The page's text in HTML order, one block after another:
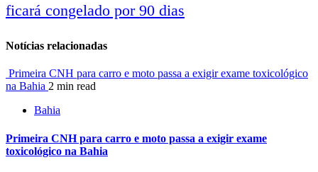
notícias
ficará congelado por 90 dias
Notícias relacionadas
Primeira CNH para carro e moto passa a exigir exame toxicológico
na Bahia 2 min read
Bahia
Primeira CNH para carro e moto passa a exigir exame
toxicológico na Bahia